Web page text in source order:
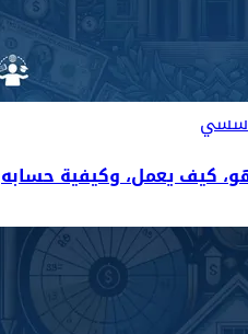
كيف يعمل، وكيفية حسابه